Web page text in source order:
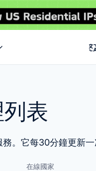
表
。它每30分鐘更新一
在線國家